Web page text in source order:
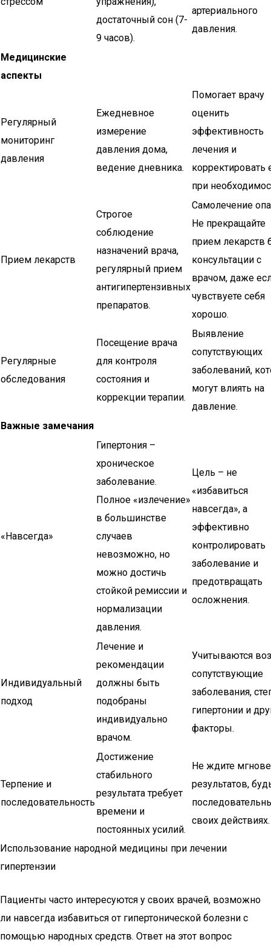
достаточный сон (7-
9 часов).
артериального
давления.
Медицинские
аспекты
Регулярный
мониторинг
давления
Ежедневное
измерение
давления дома,
ведение дневника.
Помогает врачу
оценить
эффективность
лечения и
корректировать
при
Прием лекарств
Строгое
соблюдение
назначений врача,
регулярный прием
антигипертензивных
препаратов.
Самолечение
Не прекращайте
прием лекарств
консультации с
врачом, даже
чувствуете себя
хорошо.
Регулярные
обследования
Посещение врача
для контроля
состояния и
коррекции терапии.
Выявление
сопутствующих
заболеваний,
могут влиять на
давление.
Важные замечания
«Навсегда»
Гипертония –
хроническое
заболевание.
Полное «излечение»
в большинстве
случаев
невозможно, но
можно достичь
стойкой ремиссии и
нормализации
давления.
Цель – не
«избавиться
навсегда», а
эффективно
контролировать
заболевание и
предотвращать
осложнения.
Индивидуальный
подход
Лечение и
рекомендации
должны быть
подобраны
индивидуально
врачом.
Учитываются
сопутствующие
заболевания,
гипертонии и
факторы.
Терпение и
последовательность
Достижение
стабильного
результата требует
времени и
постоянных усилий.
Не ждите
результатов,
своих действиях.
Использование народной медицины при лечении
гипертензии
Пациенты часто интересуются у своих врачей, возможно
ли навсегда избавиться от гипертонической болезни с
помощью народных средств. Ответ на этот вопрос